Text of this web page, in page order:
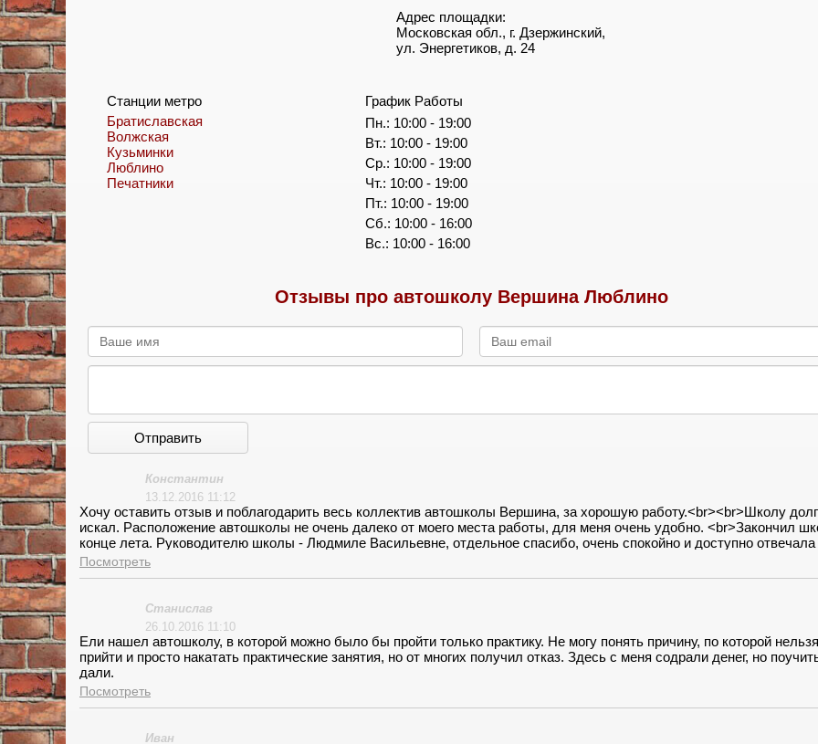
Адрес площадки:
Московская обл., г. Дзержинский,
ул. Энергетиков, д. 24
Станции метро
Братиславская
Волжская
Кузьминки
Люблино
Печатники
График Работы
Пн.: 10:00 - 19:00
Вт.: 10:00 - 19:00
Ср.: 10:00 - 19:00
Чт.: 10:00 - 19:00
Пт.: 10:00 - 19:00
Сб.: 10:00 - 16:00
Вс.: 10:00 - 16:00
Отзывы про автошколу Вершина Люблино
Отправить
Константин
13.12.2016 11:12
Хочу оставить отзыв и поблагодарить весь коллектив автошколы Вершина, за хорошую работу.<br><br>Школу
искал. Расположение автошколы не очень далеко от моего места работы, для меня очень удобно. <br>Закончил
конце лета. Руководителю школы - Людмиле Васильевне, отдельное спасибо, очень спокойно и доступно отвечала
возникающие вопросы. <br>Сама атмосфера в школе по домашнему спокойная, это очень понравилось. Приятно и
интересно было приходить на занятия. <br>По поводу вождения, отдельная глава. Это для меня был стресс.
отправил нас сразу в бой. Был терпеливым, мне кажется я бы не смог так работать на его месте. Нужно очень много
терпения. Объяснял доступно, понимаешь с первого раза. <br>Сдал с первого раза. Ура!!!<br>Еще раз большое вам
спасибо. За понимание, простоту общения и дружескую обстановку.
Посмотреть
Станислав
26.10.2016 11:10
Ели нашел автошколу, в которой можно было бы пройти только практику. Не могу понять причину, по которой нельзя
прийти и просто накатать практические занятия, но от многих получил отказ. Здесь с меня содрали денег, но
дали.
Посмотреть
Иван